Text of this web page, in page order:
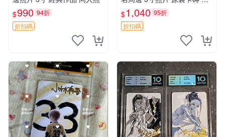
$990 94折
折扣碼
藏好物 乒乓 The Animation
松本大洋 簽名 周邊 注記：此
商品為作者親筆簽名，附原
$1,040 95折
折扣碼